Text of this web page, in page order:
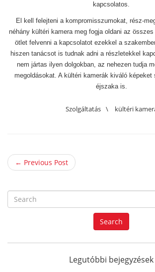
kapcsolatos.
El kell felejteni a kompromisszumokat, rész-
néhány kültéri kamera meg fogja oldani az összes
ötlet felvenni a kapcsolatot ezekkel a
hiszen tanácsot is tudnak adni a részletekkel
nem jártas ilyen dolgokban, az nehezen tudja
megoldásokat. A kültéri kamerák kiváló képeket
éjszaka is.
Szolgáltatás \ kültéri
← Previous Post
e
a
r
f
Search
Legutóbbi bejegyzések